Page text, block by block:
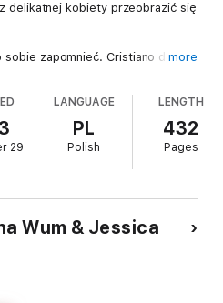
delikatnej kobiety przeobrazić się
sobie zapomnieć. Cristiano de la
W obliczu śmiertelnego
się sobie bliscy jak nigdy dotąd.
że mogą utracić wszystko,
że Natalia jest największą
przepuścić okazji, aby
najtrudniejszą z prób?
more
29
LANGUAGE
PL
Polish
LENGTH
432
Pages
Wum & Jessica